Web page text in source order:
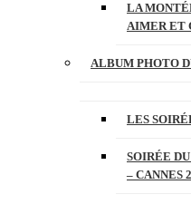
LA
AIMER ET
ALBUM PHOTO
LES
SOIRÉE
– CANNES